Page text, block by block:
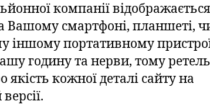
компанії
Вашому смартфоні, планшеті,
іншому портативному
годину та нерви, тому
якість кожної деталі сайту на